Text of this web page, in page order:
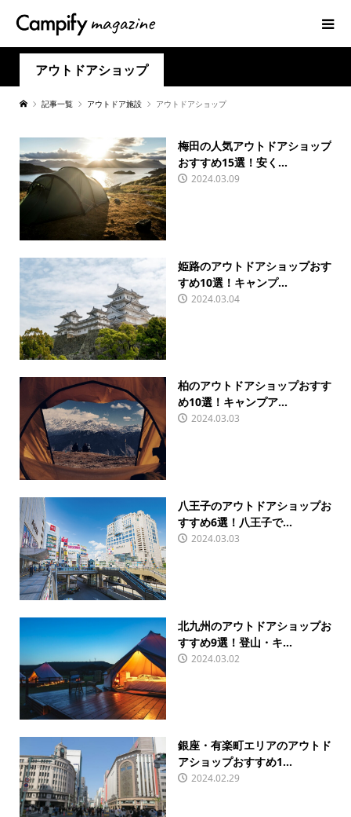
アウトドアショップ
記事一覧 アウトドア施設 アウトドアショップ
梅田の人気アウトドアショップ
おすすめ15選！安く...
2024.03.09
姫路のアウトドアショップおす
すめ10選！キャンプ...
2024.03.04
柏のアウトドアショップおすす
め10選！キャンプア...
2024.03.03
八王子のアウトドアショップお
すすめ6選！八王子で...
2024.03.03
北九州のアウトドアショップお
すすめ9選！登山・キ...
2024.03.02
銀座・有楽町エリアのアウトド
アショップおすすめ1...
2024.02.29